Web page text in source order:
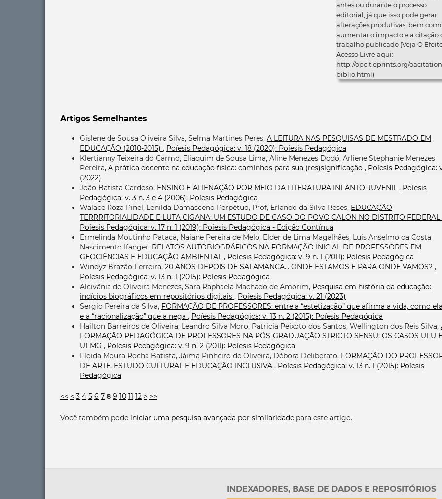
antes ou durante o processo
editorial, já que isso pode gerar
alterações produtivas, bem
aumentar o impacto e a citação
trabalho publicado (Veja O
Acesso Livre aqui:
http://opcit.eprints.org/
biblio.html)
Artigos Semelhantes
Gislene de Sousa Oliveira Silva, Selma Martines Peres, A LEITURA NAS PESQUISAS DE MESTRADO EM
EDUCAÇÃO (2010-2015) , Poíesis Pedagógica: v. 18 (2020): Poíesis Pedagógica
Klertianny Teixeira do Carmo, Eliaquim de Sousa Lima, Aline Menezes Dodó, Arliene Stephanie Menezes
Pereira, A prática docente na educação física: caminhos para sua (res)significação , Poíesis Pedagógica:
(2022)
João Batista Cardoso, ENSINO E ALIENAÇÃO POR MEIO DA LITERATURA INFANTO-JUVENIL, Poíesis
Pedagógica: v. 3 n. 3 e 4 (2006): Poíesis Pedagógica
Walace Roza Pinel, Lenilda Damasceno Perpétuo, Prof, Erlando da Silva Reses, EDUCAÇÃO
TERRRITORIALIDADE E LUTA CIGANA: UM ESTUDO DE CASO DO POVO CALON NO DISTRITO FEDERAL
Poíesis Pedagógica: v. 17 n. 1 (2019): Poíesis Pedagógica - Edição Contínua
Ermelinda Moutinho Pataca, Naiane Pereira de Melo, Elder de Lima Magalhães, Luis Anselmo da Costa
Nascimento Ifanger, RELATOS AUTOBIOGRÁFICOS NA FORMAÇÃO INICIAL DE PROFESSORES EM
GEOCIÊNCIAS E EDUCAÇÃO AMBIENTAL, Poíesis Pedagógica: v. 9 n. 1 (2011): Poíesis Pedagógica
Windyz Brazão Ferreira, 20 ANOS DEPOIS DE SALAMANCA... ONDE ESTAMOS E PARA ONDE VAMOS? ,
Poíesis Pedagógica: v. 13 n. 1 (2015): Poíesis Pedagógica
Alcivânia de Oliveira Menezes, Sara Raphaela Machado de Amorim, Pesquisa em história da educação:
indícios biográficos em repositórios digitais , Poíesis Pedagógica: v. 21 (2023)
Sergio Pereira da Silva, FORMAÇÃO DE PROFESSORES: entre a “estetização” que afirma a vida, como
e a “racionalização” que a nega , Poíesis Pedagógica: v. 13 n. 2 (2015): Poíesis Pedagógica
Hailton Barreiros de Oliveira, Leandro Silva Moro, Patricia Peixoto dos Santos, Wellington dos Reis Silva,
FORMAÇÃO PEDAGÓGICA DE PROFESSORES NA PÓS-GRADUAÇÃO STRICTO SENSU: OS CASOS UFU E
UFMG , Poíesis Pedagógica: v. 9 n. 2 (2011): Poíesis Pedagógica
Floida Moura Rocha Batista, Jáima Pinheiro de Oliveira, Débora Deliberato, FORMAÇÂO DO
DE ARTE, ESTUDO CULTURAL E EDUCAÇÂO INCLUSIVA , Poíesis Pedagógica: v. 13 n. 1 (2015): Poíesis
Pedagógica
<< < 3 4 5 6 7 8 9 10 11 12 > >>
Você também pode iniciar uma pesquisa avançada por similaridade para este artigo.
INDEXADORES, BASE DE DADOS E REPOSITÓRIOS